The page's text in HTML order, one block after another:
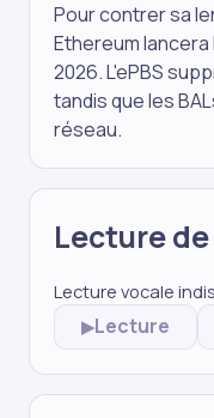
Pour contrer sa
Ethereum lancera
2026. L'ePBS
tandis que les
réseau.
Lecture
Lecture vocale
▶Lecture